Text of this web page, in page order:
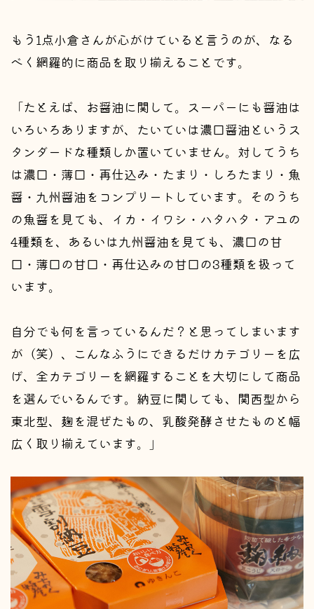
もう1点小倉さんが心がけていると言うのが、なる
べく網羅的に商品を取り揃えることです。
「たとえば、お醤油に関して。スーパーにも醤油は
いろいろありますが、たいていは濃口醤油というス
タンダードな種類しか置いていません。対してうち
は濃口・薄口・再仕込み・たまり・しろたまり・魚
醤・九州醤油をコンプリートしています。そのうち
の魚醤を見ても、イカ・イワシ・ハタハタ・アユの
4種類を、あるいは九州醤油を見ても、濃口の甘
口・薄口の甘口・再仕込みの甘口の3種類を扱って
います。
自分でも何を言っているんだ？と思ってしまいます
が（笑）、こんなふうにできるだけカテゴリーを広
げ、全カテゴリーを網羅することを大切にして商品
を選んでいるんです。納豆に関しても、関西型から
東北型、麹を混ぜたもの、乳酸発酵させたものと幅
広く取り揃えています。」